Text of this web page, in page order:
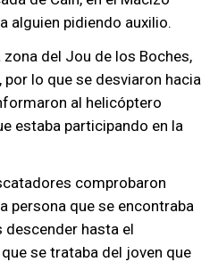
alguien pidiendo auxilio.
del Jou de los Boches,
por lo que se desviaron hacia
al helicóptero
estaba participando en la
comprobaron
persona que se encontraba
descender hasta el
se trataba del joven que